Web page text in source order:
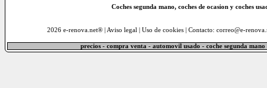
Coches segunda mano, coches de ocasion y coches
2026 e-renova.net® | Aviso legal Uso de cookies| Contacto: correo@e-
precios - compra venta - automovil usado - coche segunda mano